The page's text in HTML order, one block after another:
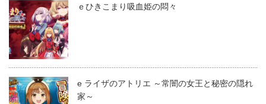
ｅひきこまり吸血姫の悶々
e ライザのアトリエ ～常闇の女王と秘密の隠れ
家～